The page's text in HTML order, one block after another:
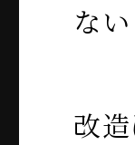
な
改